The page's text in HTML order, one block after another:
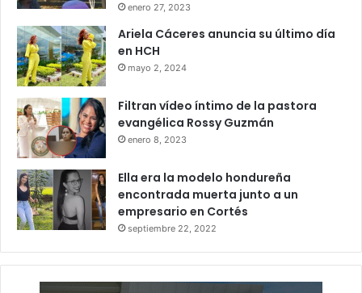
enero 27, 2023
Ariela Cáceres anuncia su último día
en HCH
mayo 2, 2024
Filtran vídeo íntimo de la pastora
evangélica Rossy Guzmán
enero 8, 2023
Ella era la modelo hondureña
encontrada muerta junto a un
empresario en Cortés
septiembre 22, 2022